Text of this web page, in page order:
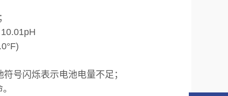
号闪烁表示电池电量不足；